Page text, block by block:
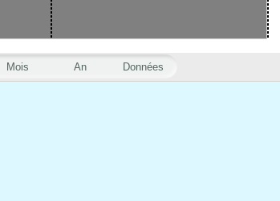
Mois An Données